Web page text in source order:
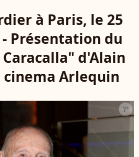
à Paris, le 25
Présentation du
d'Alain
cinema Arlequin